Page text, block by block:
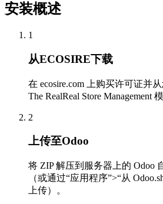
安装概述
1
从ECOSIRE下载
在 ecosire.com 上购买许可证并
The RealReal Store Management
2
上传至Odoo
将 ZIP 解压到服务器上的 Odoo
（或通过“应用程序”>“从
上传）。